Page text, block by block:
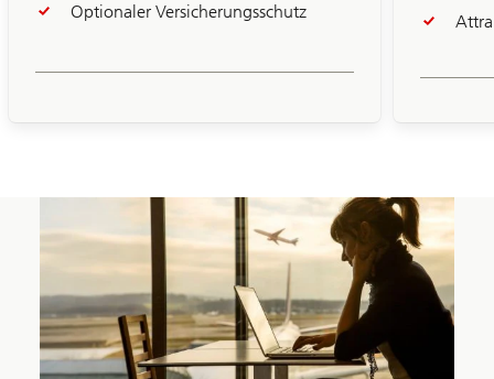
Optionaler Versicherungsschutz